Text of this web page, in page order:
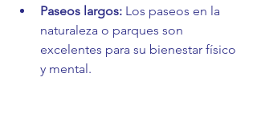
Paseos largos: Los paseos en la
naturaleza o parques son
excelentes para su bienestar físico
y mental.